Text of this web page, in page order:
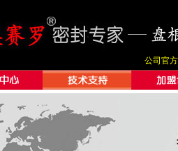
公司官